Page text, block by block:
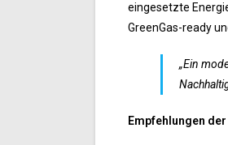
eingesetzte
GreenGas-ready
„Ein
Empfehlungen